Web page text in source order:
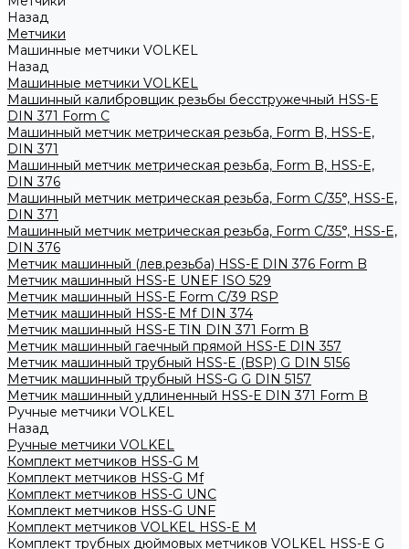
Назад
Метчики
Машинные метчики VOLKEL
Назад
Машинные метчики VOLKEL
Машинный калибровщик резьбы бесстружечный HSS-Е
DIN 371 Form C
Машинный метчик метрическая резьба, Form B, HSS-E,
DIN 371
Машинный метчик метрическая резьба, Form B, HSS-E,
DIN 376
Машинный метчик метрическая резьба, Form С/35°, HSS-E,
DIN 371
Машинный метчик метрическая резьба, Form С/35°, HSS-E,
DIN 376
Метчик машинный (лев.резьба) HSS-Е DIN 376 Form B
Метчик машинный HSS-E UNEF ISO 529
Метчик машинный HSS-Е Form C/39 RSP
Метчик машинный HSS-Е Mf DIN 374
Метчик машинный HSS-Е TIN DIN 371 Form B
Метчик машинный гаечный прямой HSS-Е DIN 357
Метчик машинный трубный HSS-E (BSP) G DIN 5156
Метчик машинный трубный HSS-G G DIN 5157
Метчик машинный удлиненный HSS-Е DIN 371 Form B
Ручные метчики VOLKEL
Назад
Ручные метчики VOLKEL
Комплект метчиков HSS-G M
Комплект метчиков HSS-G Mf
Комплект метчиков HSS-G UNC
Комплект метчиков HSS-G UNF
Комплект метчиков VOLKEL HSS-E M
Комплект трубных дюймовых метчиков VOLKEL HSS-E G